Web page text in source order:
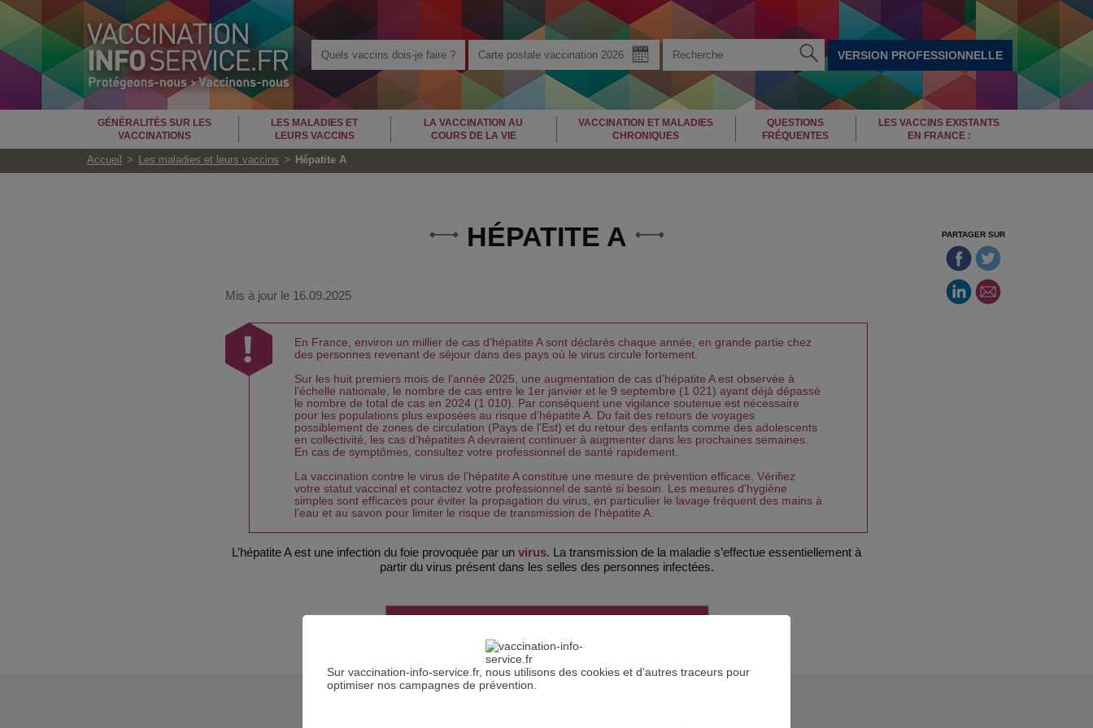
Quels vaccins dois-je faire ? Carte postale vaccination 2026 VERSION PROFESSIONNELLE
GÉNÉRALITÉS SUR LES
VACCINATIONS
LES MALADIES ET
LEURS VACCINS
LA VACCINATION AU
COURS DE LA VIE
VACCINATION ET MALADIES
CHRONIQUES
QUESTIONS
FRÉQUENTES
LES VACCINS EXISTANTS
EN FRANCE :
Accueil Les maladies et leurs vaccins Hépatite A
HÉPATITE A PARTAGER SUR
Mis à jour le 16.09.2025
En France, environ un millier de cas d’hépatite A sont déclarés chaque année, en grande partie chez
des personnes revenant de séjour dans des pays où le virus circule fortement.
Sur les huit premiers mois de l’année 2025, une augmentation de cas d’hépatite A est observée à
l’échelle nationale, le nombre de cas entre le 1er janvier et le 9 septembre (1 021) ayant déjà dépassé
le nombre de total de cas en 2024 (1 010). Par conséquent une vigilance soutenue est nécessaire
pour les populations plus exposées au risque d’hépatite A. Du fait des retours de voyages
possiblement de zones de circulation (Pays de l'Est) et du retour des enfants comme des adolescents
en collectivité, les cas d’hépatites A devraient continuer à augmenter dans les prochaines semaines.
En cas de symptômes, consultez votre professionnel de santé rapidement.
La vaccination contre le virus de l’hépatite A constitue une mesure de prévention efficace. Vérifiez
votre statut vaccinal et contactez votre professionnel de santé si besoin. Les mesures d’hygiène
simples sont efficaces pour éviter la propagation du virus, en particulier le lavage fréquent des mains à
l’eau et au savon pour limiter le risque de transmission de l’hépatite A.
L’hépatite A est une infection du foie provoquée par un virus. La transmission de la maladie s’effectue essentiellement à
partir du virus présent dans les selles des personnes infectées.
LIRE LA SUITE
Sur vaccination-info-service.fr, nous utilisons des cookies et d’autres traceurs pour
optimiser nos campagnes de prévention.